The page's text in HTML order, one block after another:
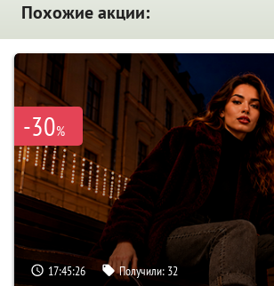
Похожие акции:
-30%
17:45:25 Получили: 32